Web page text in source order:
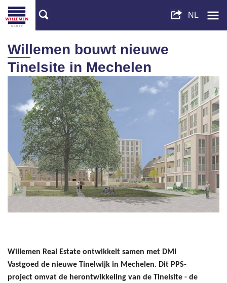
Willemen bouwt nieuwe
Tinelsite in Mechelen
Willemen Real Estate ontwikkelt samen met DMI
Vastgoed de nieuwe Tinelwijk in Mechelen. Dit PPS-
project omvat de herontwikkeling van de Tinelsite - de